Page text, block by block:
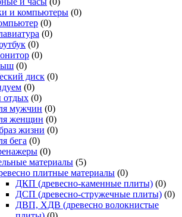
и компьютеры (0)
(0)
(0)
(0)
(0)
(0)
диск (0)
(0)
отдых (0)
мужчин (0)
женщин (0)
жизни (0)
бега (0)
(0)
материалы (5)
плитные материалы (0)
ДКП (древесно-каменные плиты) (0)
ДСП (древесно-стружечные плиты) (0)
ДВП, ХДВ (древесно волокнистые